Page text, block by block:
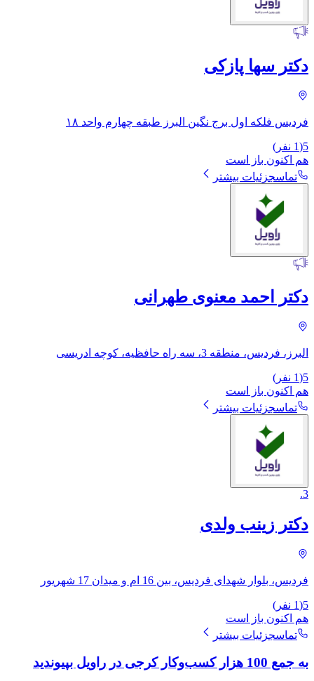
دکتر سها پازکی
فردیس فلکه اول برج نگین البرز طبقه چهارم واحد ۱۸
5
(
1 نفر)
هم اکنون باز است
تماسجزئیات بیشتر
دکتر احمد معنوی طهرانی
البرز، فردیس، منطقه 3، سه راه حافظیه، کوچه ادریسی
5
(
1 نفر)
هم اکنون باز است
تماسجزئیات بیشتر
3
.
دکتر زینب ولدی
فردیس، بلوار شهدای فردیس، بین 16 ام و میدان 17 شهریور
5
(
1 نفر)
هم اکنون باز است
تماسجزئیات بیشتر
به جمع 100 هزار کسب‌وکار کرجی در راویل بپیوندید